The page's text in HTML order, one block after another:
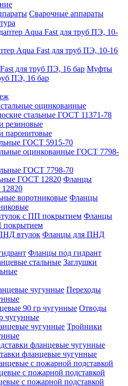
Сварочные аппараты
Aqua Fast для труб ПЭ, 10-16
Муфты
ПЭ, 16 бар
оцинкованные
стальные ГОСТ 11371-78
резиновые
паронитовые
ГОСТ 5915-70
оцинкованные ГОСТ 7798-
ГОСТ 7798-70
Фланцы
Фланцы
Фланцы
покрытием
Фланцы для ПНД
Фланцы под гидрант
Заглушки
Переходы
Отводы
чугунные
Тройники
фланцевые чугунные
с пожарной подставкой